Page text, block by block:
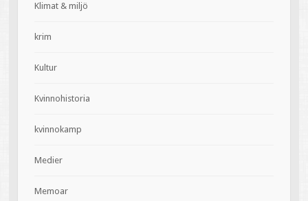
Klimat & miljö
krim
Kultur
Kvinnohistoria
kvinnokamp
Medier
Memoar